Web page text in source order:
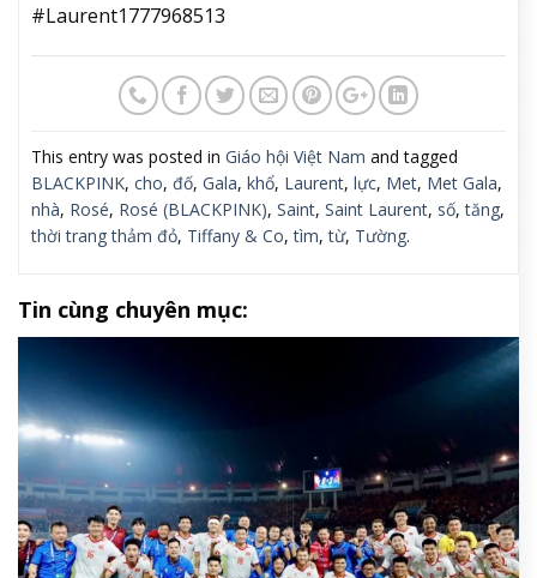
#Laurent1777968513
This entry was posted in Giáo hội Việt Nam and tagged
BLACKPINK, cho, đố, Gala, khổ, Laurent, lực, Met, Met Gala,
nhà, Rosé, Rosé (BLACKPINK), Saint, Saint Laurent, số,tăng,
thời trang thảm đỏ, Tiffany & Co,tìm,từ, Tường.
Tin cùng chuyên mục: